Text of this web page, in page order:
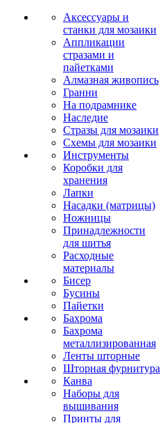
Аксессуары и
станки для мозаики
Аппликации
стразами и
пайетками
Алмазная живопись
Гранни
На подрамнике
Наследие
Стразы для мозаики
Схемы для мозаики
Инструменты
Коробки для
хранения
Лапки
Насадки (матрицы)
Ножницы
Принадлежности
для шитья
Расходные
материалы
Бисер
Бусины
Пайетки
Бахрома
Бахрома
металлизированная
Ленты шторные
Шторная фурнитура
Канва
Наборы для
вышивания
Принты для